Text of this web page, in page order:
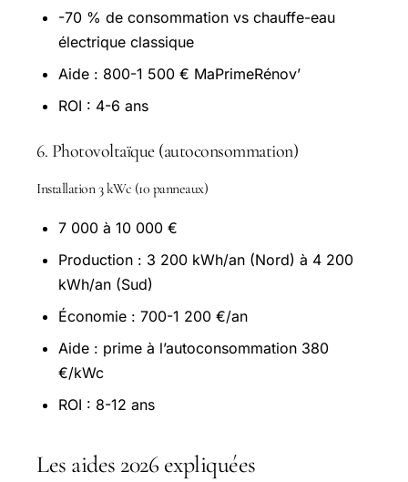
-70 % de consommation vs chauffe-eau
électrique classique
Aide : 800-1 500 € MaPrimeRénov’
ROI : 4-6 ans
6. Photovoltaïque (autoconsommation)
Installation 3 kWc (10 panneaux)
7 000 à 10 000 €
Production : 3 200 kWh/an (Nord) à 4 200
kWh/an (Sud)
Économie : 700-1 200 €/an
Aide : prime à l’autoconsommation 380
€/kWc
ROI : 8-12 ans
Les aides 2026 expliquées